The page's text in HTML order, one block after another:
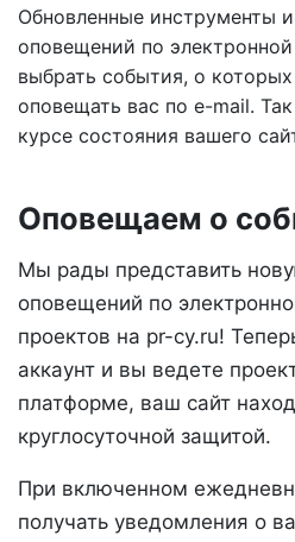
Обновленные инструменты
оповещений по
выбрать события, о
оповещать вас по e-mail.
курсе состояния вашего
Оповещаем о
Мы рады представить
оповещений по
проектов на pr-cy.ru!
аккаунт и вы ведете
платформе, ваш сайт
круглосуточной защитой.
При включенном
получать уведомления о